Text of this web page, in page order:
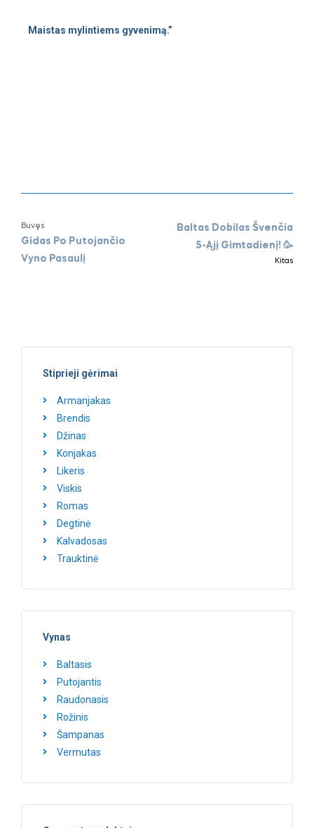
Maistas mylintiems gyvenimą.”
Buvęs
Gidas Po Putojančio
Vyno Pasaulį
Kitas
Baltas Dobilas Švenčia
5-Ąjį Gimtadienį! 🥳
Stiprieji gėrimai
Armanjakas
Brendis
Džinas
Konjakas
Likeris
Viskis
Romas
Degtinė
Kalvadosas
Trauktinė
Vynas
Baltasis
Putojantis
Raudonasis
Rožinis
Šampanas
Vermutas